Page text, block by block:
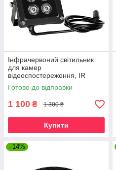
Інфрачервоний світильник
для камер
відеоспостереження, IR
освітлювач нічного бачення
AZISHN LEDS-6B
Готово до відправки
1 100 ₴ 1 300 ₴
Купити
–14%